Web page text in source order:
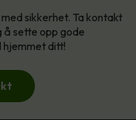
sikkerhet. Ta kontakt
å sette opp gode
hjemmet ditt!